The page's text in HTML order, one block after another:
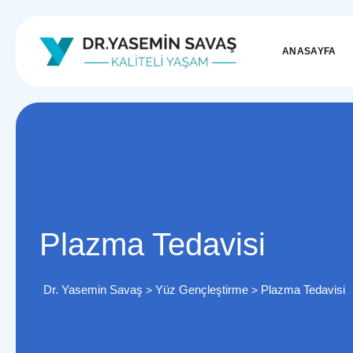
ANASAYFA
Plazma Tedavisi
Dr. Yasemin Savaş > Yüz Gençleştirme > Plazma Tedavisi